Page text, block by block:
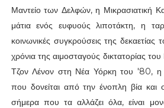
Μαντείο των Δελφών, η Μικρασιατική
μάτια ενός ευφυούς λιποτάκτη, η
κοινωνικές συγκρούσεις της
χρόνια της αιμοσταγούς δικτατορίας
Τζον Λένον στη Νέα Υόρκη του '80, η
που δονείται από την ένοπλη βία
σήμερα που τα αλλάζει όλα, είναι